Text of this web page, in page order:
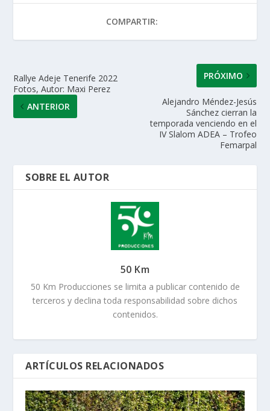
A
p
o
k
dI
n
ar
r
COMPARTIR:
Rallye Adeje Tenerife 2022
Fotos, Autor: Maxi Perez
ANTERIOR
PRÓXIMO
Alejandro Méndez-Jesús
Sánchez cierran la
temporada venciendo en el
IV Slalom ADEA – Trofeo
Femarpal
SOBRE EL AUTOR
50 Km
50 Km Producciones se limita a publicar contenido de
terceros y declina toda responsabilidad sobre dichos
contenidos.
ARTÍCULOS RELACIONADOS